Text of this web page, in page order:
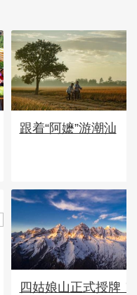
跟着“阿嬷”游潮汕
四姑娘山正式授牌！